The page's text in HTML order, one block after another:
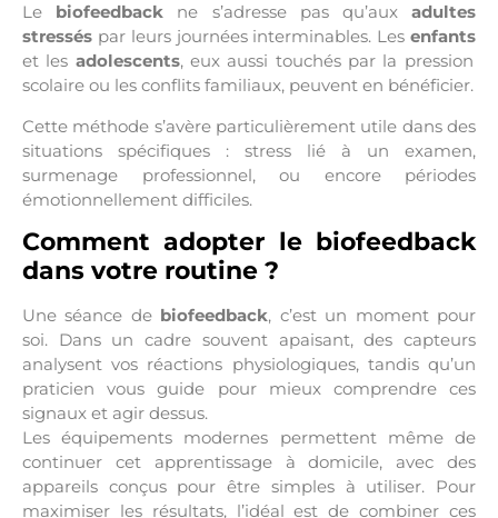
Le biofeedback ne s’adresse pas qu’auxadultes
stressés par leurs journées interminables. Les enfants
et les adolescents, eux aussi touchés par la pression
scolaire ou les conflits familiaux, peuvent en bénéficier.
Cette méthode s’avère particulièrement utile dans des
situations spécifiques : stress lié à un examen,
surmenage professionnel, ou encore périodes
émotionnellement difficiles.
Comment adopter le biofeedback
dans votre routine ?
Une séance de biofeedback, c’est un moment pour
soi. Dans un cadre souvent apaisant, des capteurs
analysent vos réactions physiologiques, tandis qu’un
praticien vous guide pour mieux comprendre ces
signaux et agir dessus.
Les équipements modernes permettent même de
continuer cet apprentissage à domicile, avec des
appareils conçus pour être simples à utiliser. Pour
maximiser les résultats, l’idéal est de combiner ces